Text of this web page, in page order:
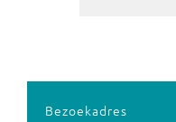
Bezoekadres